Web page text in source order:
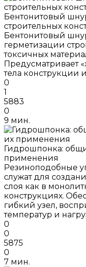
Бентонитовый
строительных
Бентонитовый
герметизации
токсичных
Предусматривает
тела конструкции
0
1
5883
0
9 мин.
Гидрошпонка:
применения
Резиноподобные
служат для
слоя как в
конструкциях.
гибкий узел,
температур и
0
0
5875
0
7 мин.